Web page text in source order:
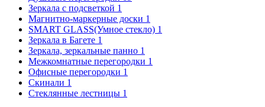
Зеркала с подсветкой 1
Магнитно-маркерные доски 1
SMART GLASS(Умное стекло) 1
Зеркала в Багете 1
Зеркала, зеркальные панно 1
Межкомнатные перегородки 1
Офисные перегородки 1
Скинали 1
Стеклянные лестницы 1